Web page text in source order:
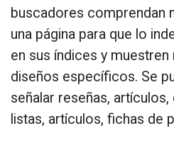
buscadores comprendan
una página para que lo
en sus índices y
diseños específicos. Se
señalar reseñas,
listas, artículos, fichas de